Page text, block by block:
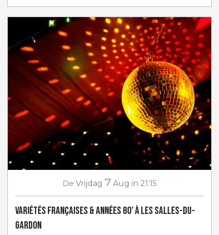
De Vrijdag 7 Aug in 21:15
Variétés françaises & années 80’ à Les Salles-du-
Gardon